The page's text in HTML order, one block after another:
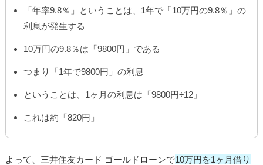
「年率9.8％」ということは、1年で「10万円の9.8％」の
利息が発生する
10万円の9.8％は「9800円」である
つまり「1年で9800円」の利息
ということは、1ヶ月の利息は「9800円÷12」
これは約「820円」
よって、三井住友カード ゴールドローンで10万円を1ヶ月借り